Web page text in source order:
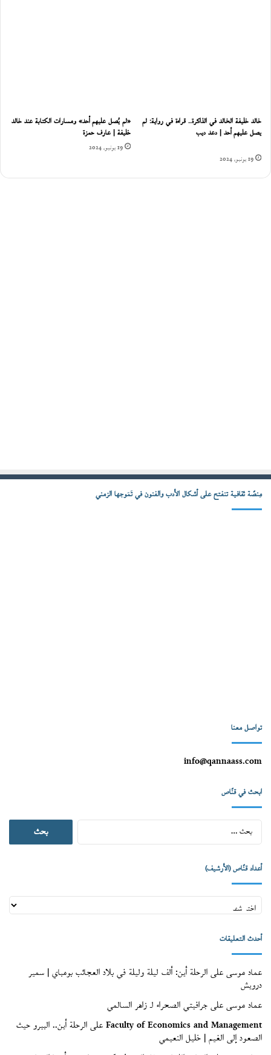
خالد خليفة الخالد في الذاكرة.. قراءة في رواية: لم
يصل عليهم أحد | دعد ديب
19 يونيو، 2024
«لم يُصل عليهم أحد» ومسارات الكتابة عند خالد
خليفة | عارف حمزة
19 يونيو، 2024
مِنصّة ثقافية تنفتح على أشكال الأدب والفنون في تَمَوجها الزمني
تواصل معنا
info@qannaass.com
ابحث في قنّاص
البحث
أعداد قنّاص (الأرشيف)
أعداد
قنّاص
أحدث التعليقات
عماد موسىعلىالرحلة أين: ألف ليلة وليلة في بلاد العجائب بومباي | سمير
درويش
عماد موسىعلىجرافيتي الصحراء لـ زاهر السالمي
Faculty of Economics and Managementعلىالرحلة أين.. البيرو حيث
الصعود إلى الغيم | خليل النعيمي